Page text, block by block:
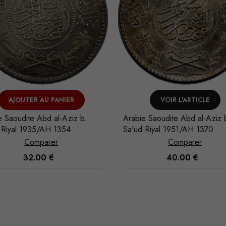
VOIR L'ARTICLE
Saoudite Abd al-Aziz b.
1951/AH 1370
Comparer
40.00€
VOIR L'ARTICLE
Allemagne Cité de Francfort 2
Thaler 1861 Francfort
Comparer
250.00€